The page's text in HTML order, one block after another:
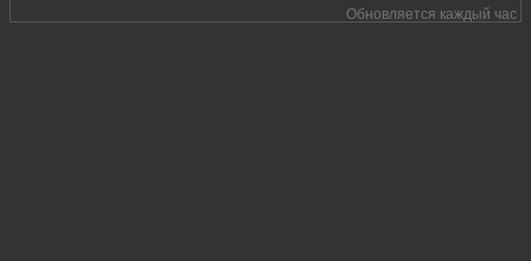
Обновляется каждый час